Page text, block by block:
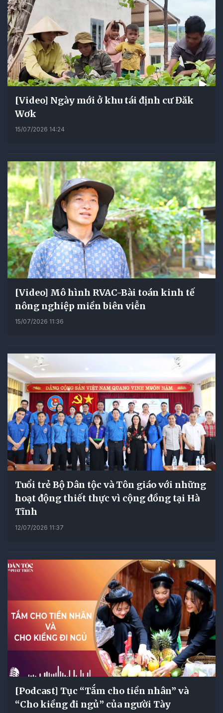
[Video] Ngày mới ở khu tái định cư Đăk
Wơk
15/07/2026 14:24
[Video] Mô hình RVAC-Bài toán kinh tế
nông nghiệp miền biên viễn
15/07/2026 11:36
Tuổi trẻ Bộ Dân tộc và Tôn giáo với những
hoạt động thiết thực vì cộng đồng tại Hà
Tĩnh
12/07/2026 11:37
[Podcast] Tục “Tắm cho tiền nhân” và
“Cho kiềng đi ngủ” của người Tày